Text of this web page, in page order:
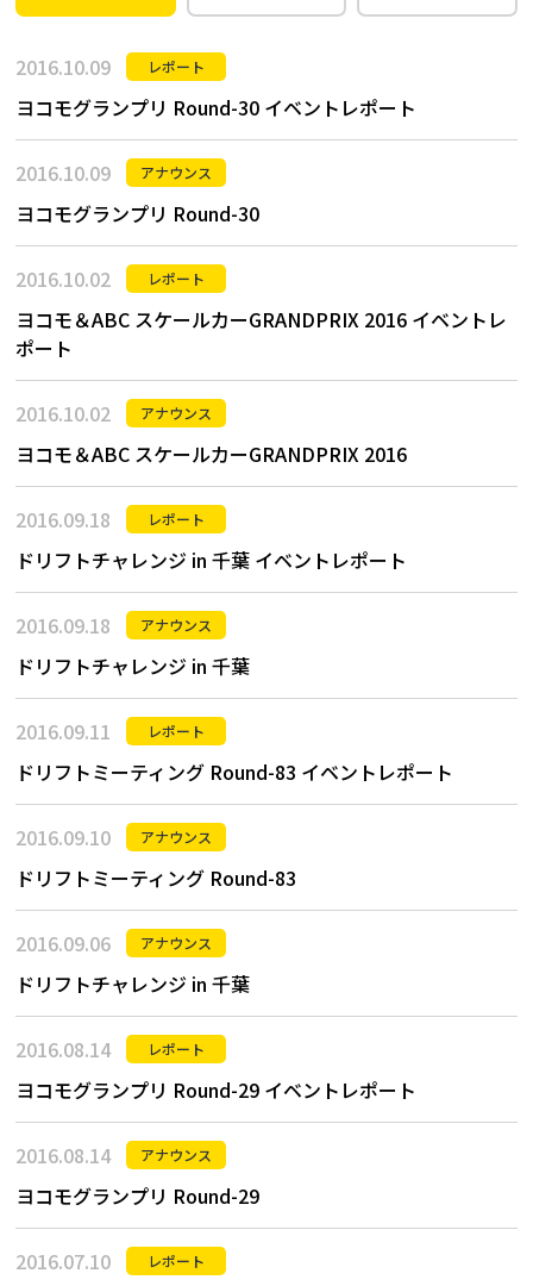
2016.10.09 レポート
ヨコモグランプリ Round-30 イベントレポート
2016.10.09 アナウンス
ヨコモグランプリ Round-30
2016.10.02 レポート
ヨコモ＆ABC スケールカーGRANDPRIX 2016 イベントレ
ポート
2016.10.02 アナウンス
ヨコモ＆ABC スケールカーGRANDPRIX 2016
2016.09.18 レポート
ドリフトチャレンジ in 千葉 イベントレポート
2016.09.18 アナウンス
ドリフトチャレンジ in 千葉
2016.09.11 レポート
ドリフトミーティング Round-83 イベントレポート
2016.09.10 アナウンス
ドリフトミーティング Round-83
2016.09.06 アナウンス
ドリフトチャレンジ in 千葉
2016.08.14 レポート
ヨコモグランプリ Round-29 イベントレポート
2016.08.14 アナウンス
ヨコモグランプリ Round-29
2016.07.10 レポート